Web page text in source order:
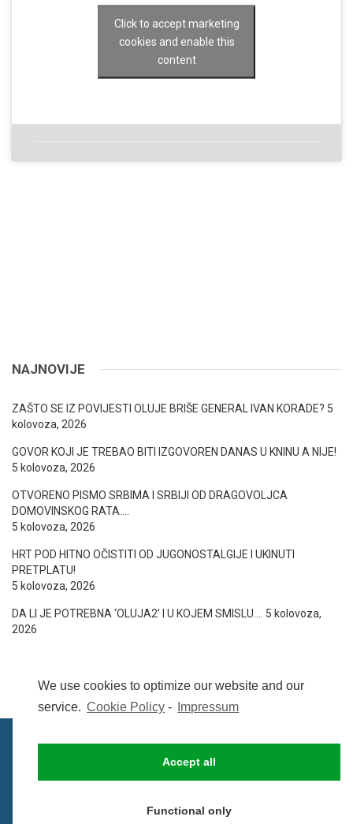
We use cookies to optimize our website and our
service. Cookie Policy - Impressum
Accept all
Functional only
Click to accept marketing
cookies and enable this
content
NAJNOVIJE
ZAŠTO SE IZ POVIJESTI OLUJE BRIŠE GENERAL IVAN KORADE? 5
kolovoza, 2026
GOVOR KOJI JE TREBAO BITI IZGOVOREN DANAS U KNINU A NIJE!
5 kolovoza, 2026
OTVORENO PISMO SRBIMA I SRBIJI OD DRAGOVOLJCA
DOMOVINSKOG RATA….
5 kolovoza, 2026
HRT POD HITNO OČISTITI OD JUGONOSTALGIJE I UKINUTI
PRETPLATU!
5 kolovoza, 2026
DA LI JE POTREBNA ‘OLUJA2’ I U KOJEM SMISLU….
5 kolovoza,
2026
UVIJETI KORIŠTENJA COOKIE POLICY (EU)